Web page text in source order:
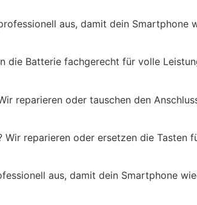
aus, damit dein Smartphone
die Batterie fachgerecht für volle
reparieren oder tauschen den
reparieren oder ersetzen die Tasten
aus, damit dein Smartphone